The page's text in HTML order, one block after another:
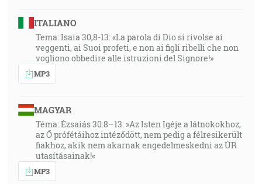
ITALIANO
Tema: Isaia 30,8-13: «La parola di Dio si rivolse ai
veggenti, ai Suoi profeti, e non ai figli ribelli che non
vogliono obbedire alle istruzioni del Signore!»
MP3
MAGYAR
Téma: Ézsaiás 30:8–13: »Az Isten Igéje a látnokokhoz,
az Ő prófétáihoz intéződött, nem pedig a félresikerült
fiakhoz, akik nem akarnak engedelmeskedni az ÚR
utasításainak!«
MP3